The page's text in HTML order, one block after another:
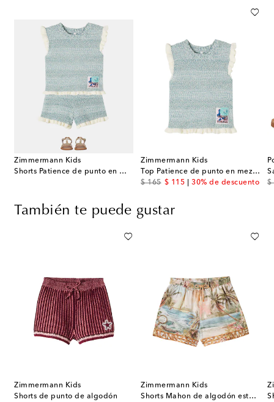
Zimmermann Kids
Shorts Patience de punto en mezcla de algodón
Zimmermann Kids
Top Patience de punto en mezcla de algodón
$ 165
original price
$ 115
discount price30% de descuento $
También te puede gustar
Zimmermann Kids
Shorts de punto de algodón
Zimmermann Kids
Shorts Mahon de algodón estampados